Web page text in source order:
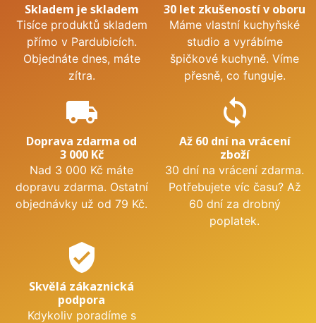
Skladem je skladem
Tisíce produktů skladem
přímo v Pardubicích.
Objednáte dnes, máte
zítra.
30 let zkušeností v oboru
Máme vlastní kuchyňské
studio a vyrábíme
špičkové kuchyně. Víme
přesně, co funguje.
local_shipping
Doprava zdarma od
3 000 Kč
Nad 3 000 Kč máte
dopravu zdarma. Ostatní
objednávky už od 79 Kč.
sync
Až 60 dní na vrácení
zboží
30 dní na vrácení zdarma.
Potřebujete víc času? Až
60 dní za drobný
poplatek.
verified_user
Skvělá zákaznická
podpora
Kdykoliv poradíme s